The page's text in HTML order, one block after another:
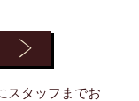
スタッフまでお